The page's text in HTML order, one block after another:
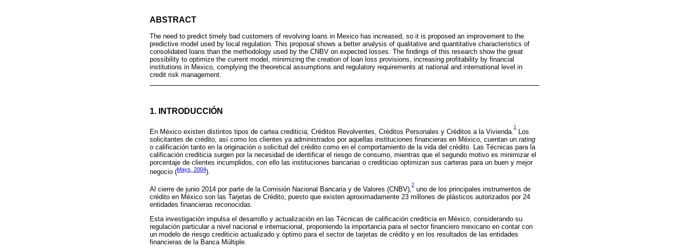
ABSTRACT
The need to predict timely bad customers of revolving loans in Mexico has increased, so it is proposed an improvement to the
predictive model used by local regulation. This proposal shows a better analysis of qualitative and quantitative characteristics of
consolidated loans than the methodology used by the CNBV on expected losses. The findings of this research show the great
possibility to optimize the current model, minimizing the creation of loan loss provisions, increasing profitability by financial
institutions in Mexico, complying the theoretical assumptions and regulatory requirements at national and international level in
credit risk management.
1. INTRODUCCIÓN
En México existen distintos tipos de cartea crediticia; Créditos Revolventes, Créditos Personales y Créditos a la Vivienda.
1
Los
solicitantes de crédito, así como los clientes ya administrados por aquellas instituciones financieras en México, cuentan un rating
o calificación tanto en la originación o solicitud del crédito como en el comportamiento de la vida del crédito. Las Técnicas para la
calificación crediticia surgen por la necesidad de identificar el riesgo de consumo, mientras que el segundo motivo es minimizar el
porcentaje de clientes incumplidos, con ello las instituciones bancarias o crediticias optimizan sus carteras para un buen y mejor
negocio (Mays, 2004).
Al cierre de junio 2014 por parte de la Comisión Nacional Bancaria y de Valores (CNBV),
2
uno de los principales instrumentos de
crédito en México son las Tarjetas de Crédito; puesto que existen aproximadamente 23 millones de plásticos autorizados por 24
entidades financieras reconocidas.
Esta investigación impulsa el desarrollo y actualización en las Técnicas de calificación crediticia en México, considerando su
regulación particular a nivel nacional e internacional, proponiendo la importancia para el sector financiero mexicano en contar con
un modelo de riesgo crediticio actualizado y óptimo para el sector de tarjetas de crédito y en los resultados de las entidades
financieras de la Banca Múltiple.